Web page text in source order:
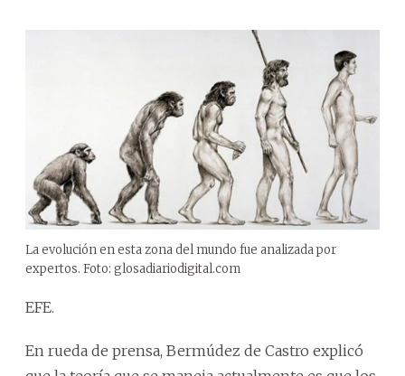
La evolución en esta zona del mundo fue analizada por
expertos. Foto: glosadiariodigital.com
EFE.
En rueda de prensa, Bermúdez de Castro explicó